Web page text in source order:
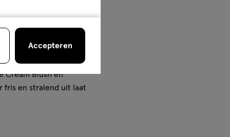
gezonde blos
Cream Blush en
fris en stralend uit laat
Accepteren